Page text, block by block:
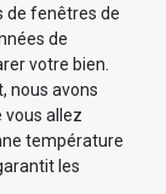
de fenêtres de
de
votre bien.
nous avons
vous allez
température
les